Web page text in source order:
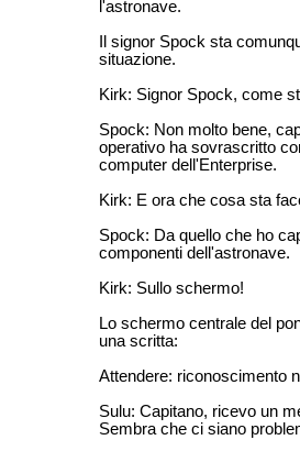
l'astronave.
Il signor Spock sta
situazione.
Kirk: Signor Spock, come
Spock: Non molto bene,
operativo ha sovrascritto
computer dell'Enterprise.
Kirk: E ora che cosa sta
Spock: Da quello che ho
componenti dell'astronave.
Kirk: Sullo schermo!
Lo schermo centrale del
una scritta:
Attendere: riconoscimento
Sulu: Capitano, ricevo un
Sembra che ci siano